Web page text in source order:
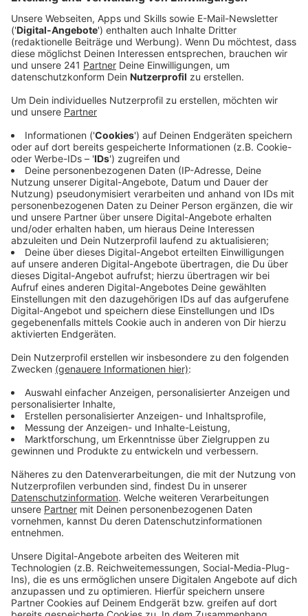
mit einem Toten und insgesamt sechs Verletzten
übernommen.
Veröffentlicht:Montag, 02.09.2024 12:45
Anzeige
Das Unglück war bei den Abrissarbeiten am alten
Brückenteil passiert. Bei einem Baukran hatte sich
unvermittelt die Ladung gelöst und beim Herabstürzen
einen 22-jährigen Arbeiter in den Tod gerissen. Die
Todesursache hat inzwischen eine Obduktion
bestätigt, heißt es von der Staatsanwaltschaft.
Demnach ist seit Freitag ein Gutachter an der
Unfallstelle im Einsatz, um das Unglück zu
rekonstruieren. Das ist laut Staatsanwaltschaft so
komplex, dass er weitere Gutachter mit
Spezialisierung auf Stahlbau und Hydraulik angefordert
hat. Deshalb herrscht auf der Baustelle bis auf
weiteres Stillstand, und die Auswirkungen auf die
abzusehen, sagt die Autobahn GmbH.
Anzeige
Mehr Meldungen von hier:
Prozess um Betonplatten-Absturz an A3 neu
gestartet
Verkürzte Öffnungszeiten in Leverkusener
Restaurants
"Wir für unsere Stadt": Neues bei Leverkusener